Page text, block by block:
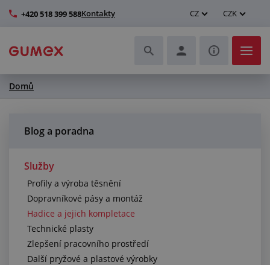
+420 518 399 588Kontakty CZ CZK
Hadice a jejich kompletace
Dopravníkové pásy a montáž
Zlepšení pracovního prostředí
Další pryžové a plastové výrobky
Domů
Blog a poradna
Služby
Profily a výroba těsnění
Dopravníkové pásy a montáž
Hadice a jejich kompletace
Technické plasty
Zlepšení pracovního prostředí
Další pryžové a plastové výrobky